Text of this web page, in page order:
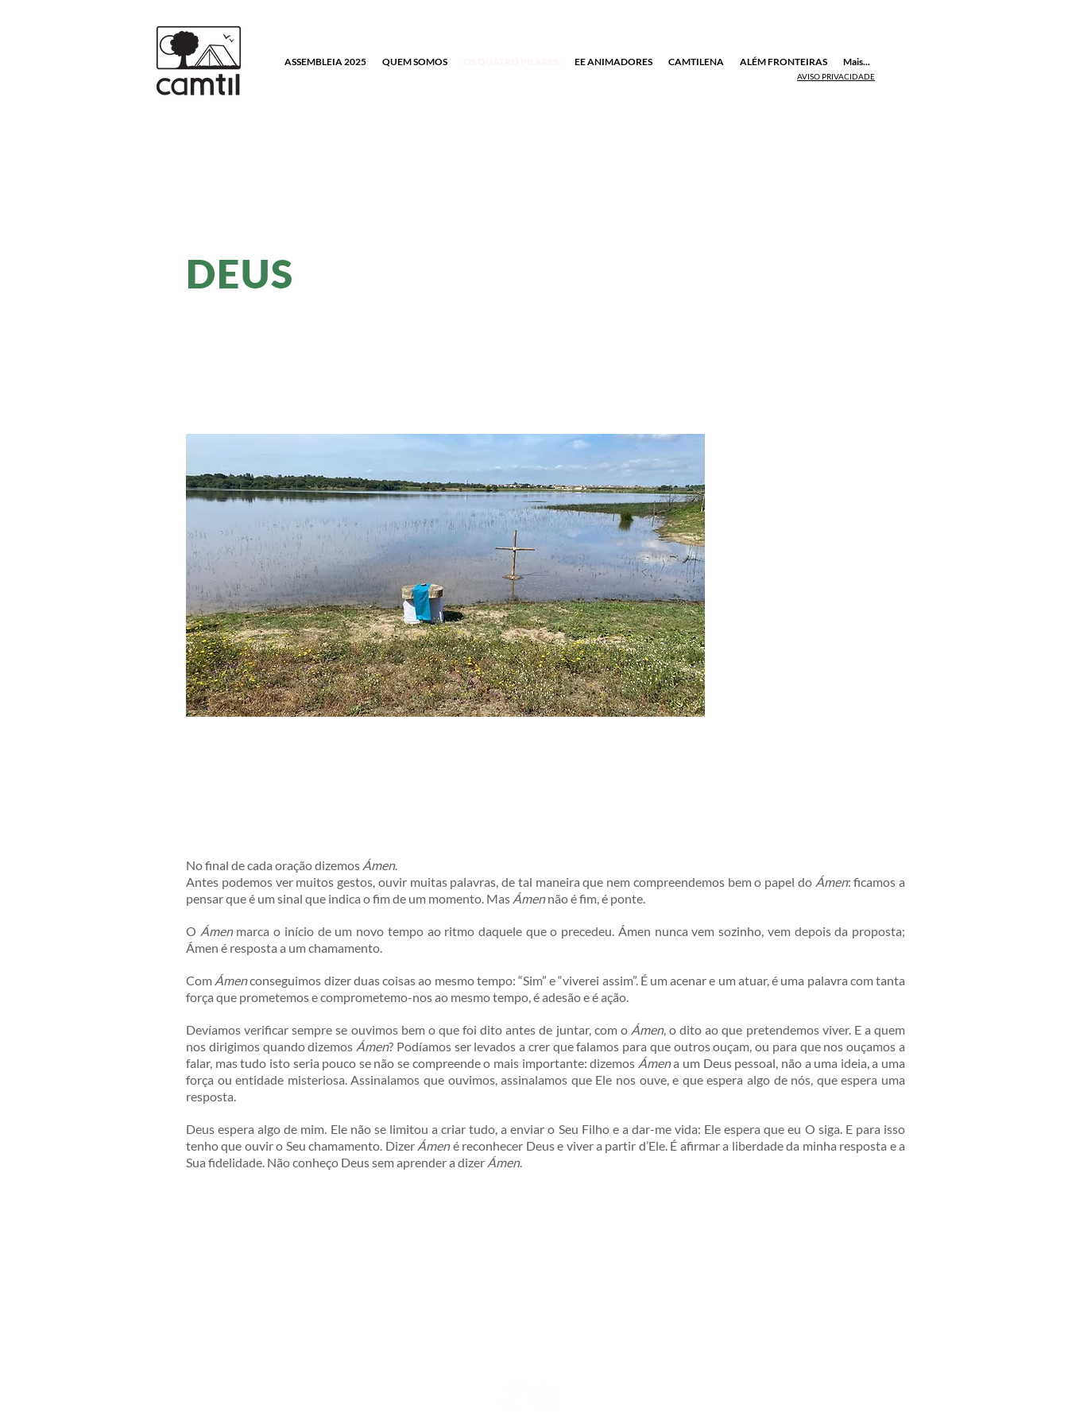
ASSEMBLEIA 2025 QUEM SOMOS EE ANIMADORES CAMTILENA ALÉM FRONTEIRAS Mais...
AVISO PRIVACIDADE
DEUS
No final de cada oração dizemos Ámen.
Antes podemos ver muitos gestos, ouvir muitas palavras, de tal maneira que nem compreendemos bem o papel do Ámen: ficamos a
pensar que é um sinal que indica o fim de um momento. Mas Ámennão é fim, é ponte.
O Ámenmarca o início de um novo tempo ao ritmo daquele que o precedeu. Ámen nunca vem sozinho, vem depois da proposta;
Ámen é resposta a um chamamento.
Com Ámenconseguimos dizer duas coisas ao mesmo tempo: “Sim” e “viverei assim”. É um acenar e um atuar, é uma palavra com tanta
força que prometemos e comprometemo-nos ao mesmo tempo, é adesão e é ação.
Devíamos verificar sempre se ouvimos bem o que foi dito antes de juntar, com o Ámen, o dito ao que pretendemos viver. E a quem
nos dirigimos quando dizemos Ámen? Podíamos ser levados a crer que falamos para que outros ouçam, ou para que nos ouçamos a
falar, mas tudo isto seria pouco se não se compreende o mais importante: dizemos Ámena um Deus pessoal, não a uma ideia, a uma
força ou entidade misteriosa. Assinalamos que ouvimos, assinalamos que Ele nos ouve, e que espera algo de nós, que espera uma
resposta.
Deus espera algo de mim. Ele não se limitou a criar tudo, a enviar o Seu Filho e a dar-me vida: Ele espera que eu O siga. E para isso
tenho que ouvir o Seu chamamento. Dizer Ámené reconhecer Deus e viver a partir d’Ele. É afirmar a liberdade da minha resposta e a
Sua fidelidade. Não conheço Deus sem aprender a dizer Ámen.